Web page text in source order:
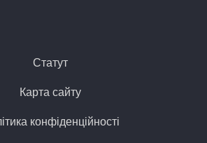
Статут
Карта сайту
конфіденційності